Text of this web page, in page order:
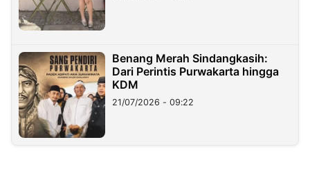
Benang Merah Sindangkasih:
Dari Perintis Purwakarta hingga
KDM
21/07/2026 - 09:22